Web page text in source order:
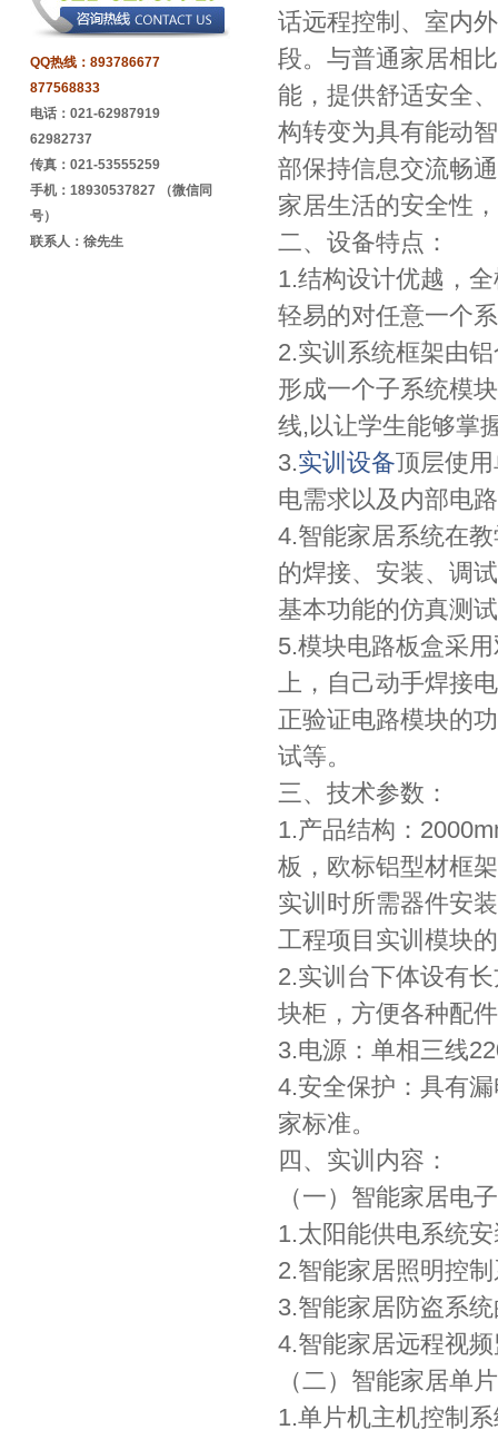
话远程控制、室内
段。与普通家居相
能，提供舒适安全
构转变为具有能动
部保持信息交流畅
家居生活的安全性
二、设备特点：
1.结构设计优越，
轻易的对任意一个
2.实训系统框架由
形成一个子系统模
线,以让学生能够掌
3.实训设备顶层使
电需求以及内部电
4.智能家居系统在
的焊接、安装、调
基本功能的仿真测
5.模块电路板盒采
上，自己动手焊接
正验证电路模块的
试等。
三、技术参数：
1.产品结构：
板，欧标铝型材框
实训时所需器件安
工程项目实训模块
2.实训台下体设有
块柜，方便各种配
3.电源：单相三线
4.安全保护：具有
家标准。
四、实训内容：
（一）智能家居电
1.太阳能供电系统
2.智能家居照明控
3.智能家居防盗系
4.智能家居远程视
（二）智能家居单
1.单片机主机控制
QQ热线： 893786677
877568833
电话：021-62987919
62982737
传真：021-53555259
手机：18930537827 （微信同
号）
联系人：徐先生